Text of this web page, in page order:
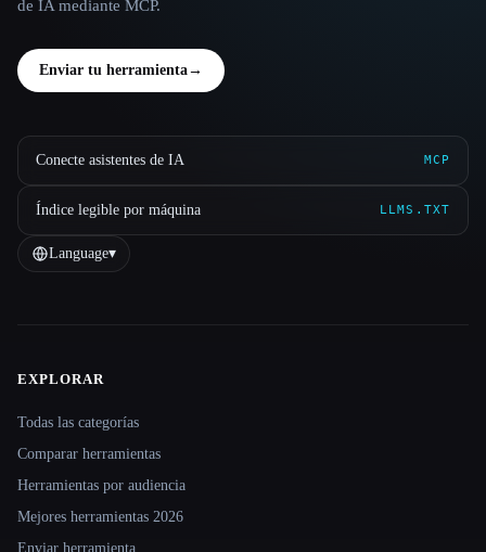
de IA mediante MCP.
Enviar tu herramienta→
Conecte asistentes de IA MCP
Índice legible por máquina LLMS.TXT
Language▾
Site navigation
EXPLORAR
Todas las categorías
Comparar herramientas
Herramientas por audiencia
Mejores herramientas 2026
Enviar herramienta